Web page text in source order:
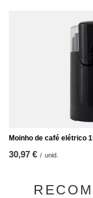
Moinho de café elétrico
30,97 € / unid.